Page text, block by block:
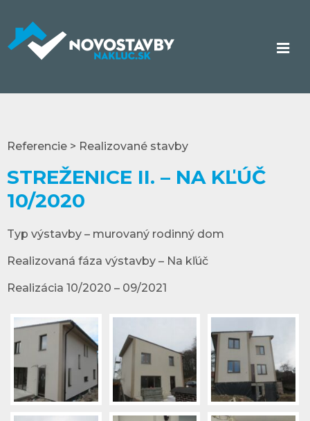
Referencie > Realizované stavby
STREŽENICE II. – NA KĽÚČ
10/2020
Typ výstavby – murovaný rodinný dom
Realizovaná fáza výstavby – Na kľúč
Realizácia 10/2020 – 09/2021